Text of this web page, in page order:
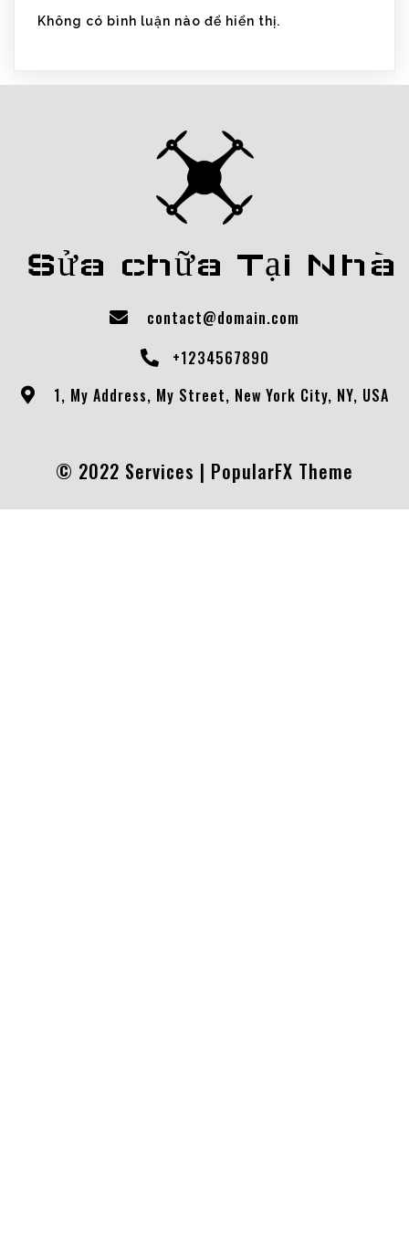
Không có bình luận nào để hiển thị.
Sửa chữa Tại Nhà
contact@domain.com
+1234567890
1, My Address, My Street, New York City, NY, USA
© 2022 Services | PopularFX Theme